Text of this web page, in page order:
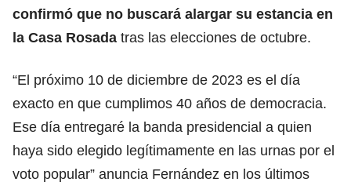
confirmó que no buscará alargar su estancia en
la Casa Rosada tras las elecciones de octubre.
“El próximo 10 de diciembre de 2023 es el día
exacto en que cumplimos 40 años de democracia.
Ese día entregaré la banda presidencial a quien
haya sido elegido legítimamente en las urnas por el
voto popular” anuncia Fernández en los últimos